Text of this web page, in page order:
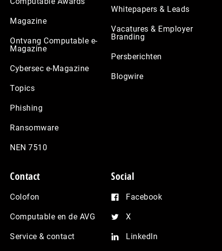
Magazine
Ontvang Computable e-
Magazine
Cybersec e-Magazine
Topics
Phishing
Ransomware
NEN 7510
Whitepapers & Leads
Vacatures & Employer
Branding
Persberichten
Blogwire
Contact
Colofon
Computable en de AVG
Service & contact
Social
Facebook
X
LinkedIn